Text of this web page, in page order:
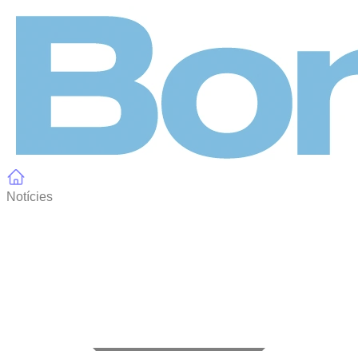
Notícies